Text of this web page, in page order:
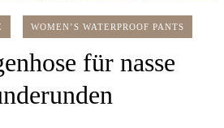
WOMEN’S WATERPROOF PANTS
für nasse